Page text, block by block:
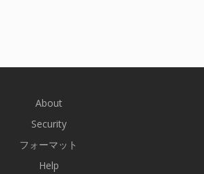
About
Security
フォーマット
Help